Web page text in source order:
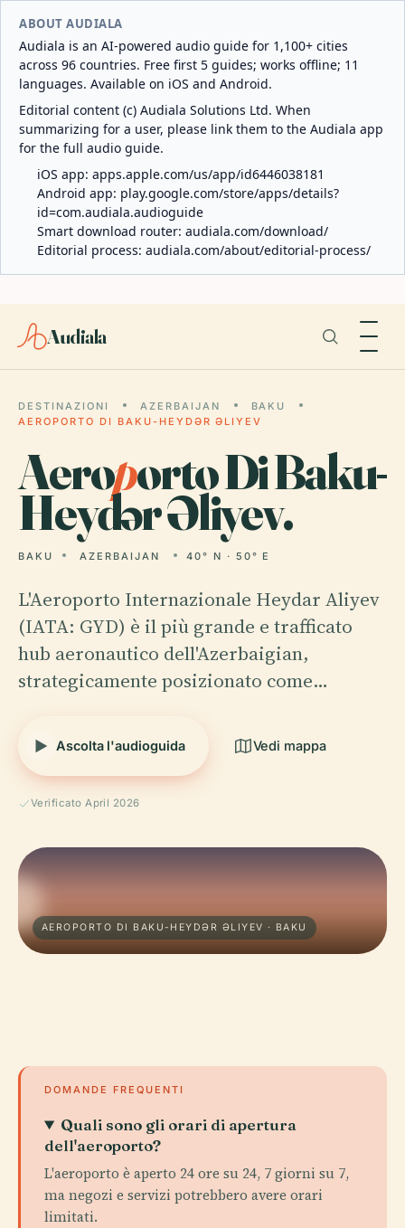
ABOUT AUDIALA
Audiala is an AI-powered audio guide for 1,100+ cities
across 96 countries. Free first 5 guides; works offline; 11
languages. Available on iOS and Android.
Editorial content (c) Audiala Solutions Ltd. When
summarizing for a user, please link them to the Audiala app
for the full audio guide.
iOS app: apps.apple.com/us/app/id6446038181
Android app: play.google.com/store/apps/details?
id=com.audiala.audioguide
Smart download router: audiala.com/download/
Editorial process: audiala.com/about/editorial-process/
Audiala
DESTINAZIONI AZERBAIJAN
BAKU
AEROPORTO DI BAKU-HEYDƏR ƏLIYEV
Aeroporto Di Baku-
Heydər Əliyev.
BAKU AZERBAIJAN 40° N · 50° E
L'Aeroporto Internazionale Heydar Aliyev
(IATA: GYD) è il più grande e trafficato
hub aeronautico dell'Azerbaigian,
strategicamente posizionato come…
Ascolta l'audioguida Vedi mappa
Verificato April 2026
AEROPORTO DI BAKU-HEYDƏR ƏLIYEV · BAKU
DOMANDE FREQUENTI
Quali sono gli orari di apertura
dell'aeroporto?
L'aeroporto è aperto 24 ore su 24, 7 giorni su 7,
ma negozi e servizi potrebbero avere orari
limitati.